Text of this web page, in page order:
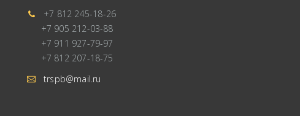
+7 812 245-18-26
+7 905 212-03-88
+7 911 927-79-97
+7 812 207-18-75
trspb@mail.ru